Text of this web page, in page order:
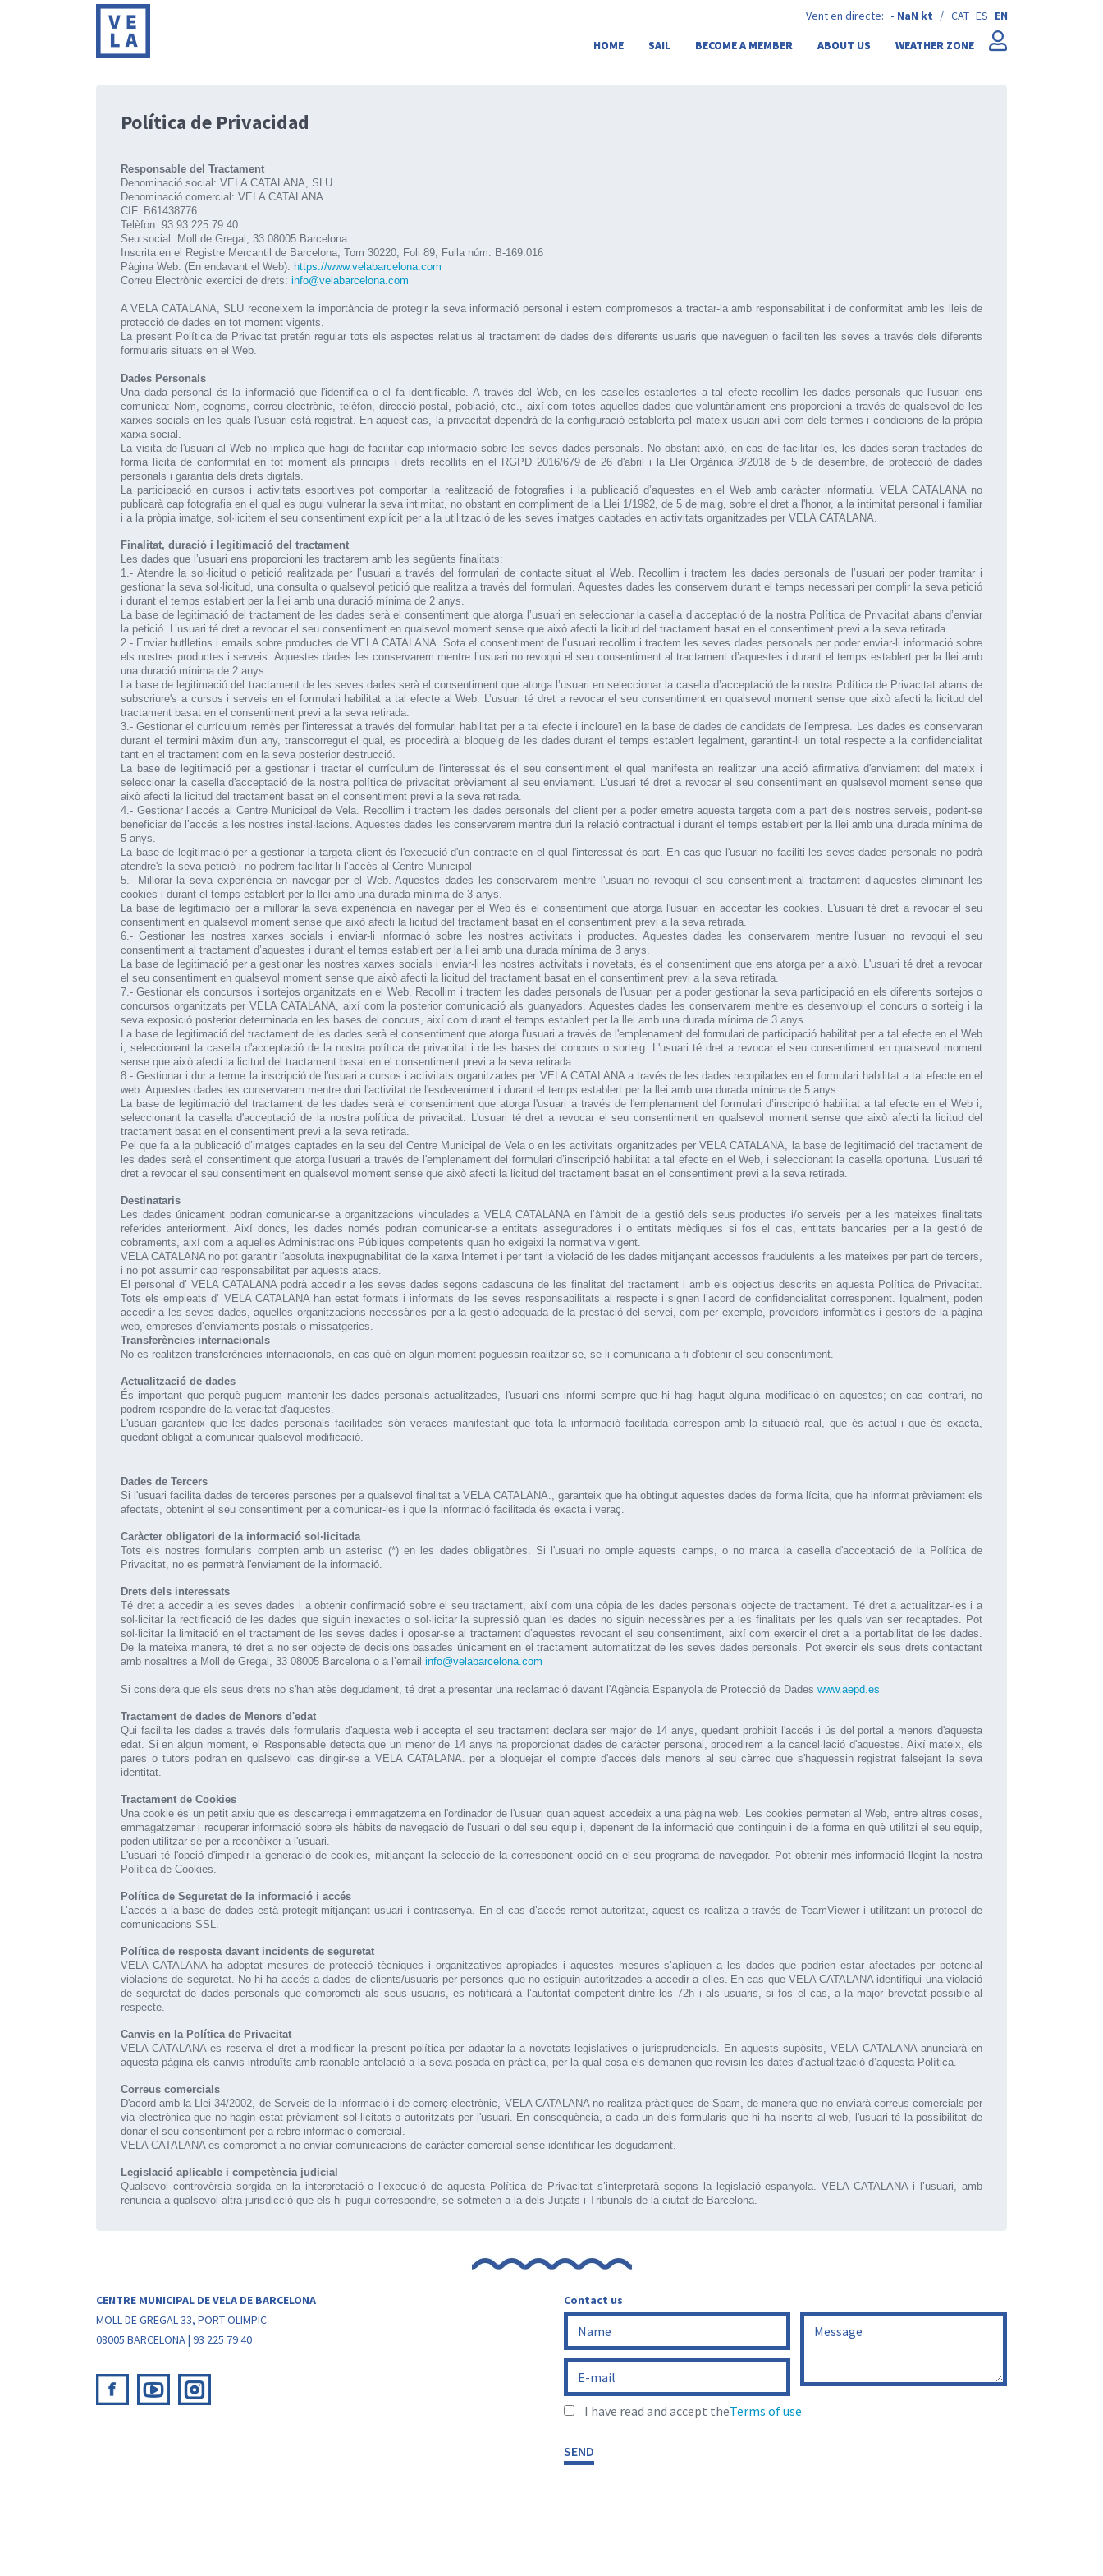
CAT ES EN
Vent en directe: - NaN kt /
HOME
SAIL BECOME A MEMBER ABOUT US WEATHER ZONE
Política de Privacidad
Responsable del Tractament
Denominació social: VELA CATALANA, SLU
Denominació comercial: VELA CATALANA
CIF: B61438776
Telèfon: 93 93 225 79 40
Seu social: Moll de Gregal, 33 08005 Barcelona
Inscrita en el Registre Mercantil de Barcelona, Tom 30220, Foli 89, Fulla núm. B-169.016
Pàgina Web: (En endavant el Web): https://www.velabarcelona.com
Correu Electrònic exercici de drets: info@velabarcelona.com
A VELA CATALANA, SLU reconeixem la importància de protegir la seva informació personal i estem compromesos a tractar-la amb responsabilitat i de conformitat amb les lleis de
protecció de dades en tot moment vigents.
La present Política de Privacitat pretén regular tots els aspectes relatius al tractament de dades dels diferents usuaris que naveguen o faciliten les seves a través dels diferents
formularis situats en el Web.
Dades Personals
Una dada personal és la informació que l'identifica o el fa identificable. A través del Web, en les caselles establertes a tal efecte recollim les dades personals que l'usuari ens
comunica: Nom, cognoms, correu electrònic, telèfon, direcció postal, població, etc., així com totes aquelles dades que voluntàriament ens proporcioni a través de qualsevol de les
xarxes socials en les quals l'usuari està registrat. En aquest cas, la privacitat dependrà de la configuració establerta pel mateix usuari així com dels termes i condicions de la pròpia
xarxa social.
La visita de l'usuari al Web no implica que hagi de facilitar cap informació sobre les seves dades personals. No obstant això, en cas de facilitar-les, les dades seran tractades de
forma lícita de conformitat en tot moment als principis i drets recollits en el RGPD 2016/679 de 26 d'abril i la Llei Orgànica 3/2018 de 5 de desembre, de protecció de dades
personals i garantia dels drets digitals.
La participació en cursos i activitats esportives pot comportar la realització de fotografies i la publicació d’aquestes en el Web amb caràcter informatiu. VELA CATALANA no
publicarà cap fotografia en el qual es pugui vulnerar la seva intimitat, no obstant en compliment de la Llei 1/1982, de 5 de maig, sobre el dret a l'honor, a la intimitat personal i familiar
i a la pròpia imatge, sol·licitem el seu consentiment explícit per a la utilització de les seves imatges captades en activitats organitzades per VELA CATALANA.
Finalitat, duració i legitimació del tractament
Les dades que l’usuari ens proporcioni les tractarem amb les següents finalitats:
1.- Atendre la sol·licitud o petició realitzada per l’usuari a través del formulari de contacte situat al Web. Recollim i tractem les dades personals de l’usuari per poder tramitar i
gestionar la seva sol·licitud, una consulta o qualsevol petició que realitza a través del formulari. Aquestes dades les conservem durant el temps necessari per complir la seva petició
i durant el temps establert per la llei amb una duració mínima de 2 anys.
La base de legitimació del tractament de les dades serà el consentiment que atorga l’usuari en seleccionar la casella d’acceptació de la nostra Política de Privacitat abans d’enviar
la petició. L’usuari té dret a revocar el seu consentiment en qualsevol moment sense que això afecti la licitud del tractament basat en el consentiment previ a la seva retirada.
2.- Enviar butlletins i emails sobre productes de VELA CATALANA. Sota el consentiment de l’usuari recollim i tractem les seves dades personals per poder enviar-li informació sobre
els nostres productes i serveis. Aquestes dades les conservarem mentre l’usuari no revoqui el seu consentiment al tractament d’aquestes i durant el temps establert per la llei amb
una duració mínima de 2 anys.
La base de legitimació del tractament de les seves dades serà el consentiment que atorga l’usuari en seleccionar la casella d’acceptació de la nostra Política de Privacitat abans de
subscriure's a cursos i serveis en el formulari habilitat a tal efecte al Web. L’usuari té dret a revocar el seu consentiment en qualsevol moment sense que això afecti la licitud del
tractament basat en el consentiment previ a la seva retirada.
3.- Gestionar el currículum remès per l'interessat a través del formulari habilitat per a tal efecte i incloure'l en la base de dades de candidats de l'empresa. Les dades es conservaran
durant el termini màxim d'un any, transcorregut el qual, es procedirà al bloqueig de les dades durant el temps establert legalment, garantint-li un total respecte a la confidencialitat
tant en el tractament com en la seva posterior destrucció.
La base de legitimació per a gestionar i tractar el currículum de l'interessat és el seu consentiment el qual manifesta en realitzar una acció afirmativa d'enviament del mateix i
seleccionar la casella d'acceptació de la nostra política de privacitat prèviament al seu enviament. L'usuari té dret a revocar el seu consentiment en qualsevol moment sense que
això afecti la licitud del tractament basat en el consentiment previ a la seva retirada.
4.- Gestionar l’accés al Centre Municipal de Vela. Recollim i tractem les dades personals del client per a poder emetre aquesta targeta com a part dels nostres serveis, podent-se
beneficiar de l’accés a les nostres instal·lacions. Aquestes dades les conservarem mentre duri la relació contractual i durant el temps establert per la llei amb una durada mínima de
5 anys.
La base de legitimació per a gestionar la targeta client és l'execució d'un contracte en el qual l'interessat és part. En cas que l'usuari no faciliti les seves dades personals no podrà
atendre's la seva petició i no podrem facilitar-li l’accés al Centre Municipal
5.- Millorar la seva experiència en navegar per el Web. Aquestes dades les conservarem mentre l'usuari no revoqui el seu consentiment al tractament d’aquestes eliminant les
cookies i durant el temps establert per la llei amb una durada mínima de 3 anys.
La base de legitimació per a millorar la seva experiència en navegar per el Web és el consentiment que atorga l'usuari en acceptar les cookies. L'usuari té dret a revocar el seu
consentiment en qualsevol moment sense que això afecti la licitud del tractament basat en el consentiment previ a la seva retirada.
6.- Gestionar les nostres xarxes socials i enviar-li informació sobre les nostres activitats i productes. Aquestes dades les conservarem mentre l'usuari no revoqui el seu
consentiment al tractament d’aquestes i durant el temps establert per la llei amb una durada mínima de 3 anys.
La base de legitimació per a gestionar les nostres xarxes socials i enviar-li les nostres activitats i novetats, és el consentiment que ens atorga per a això. L'usuari té dret a revocar
el seu consentiment en qualsevol moment sense que això afecti la licitud del tractament basat en el consentiment previ a la seva retirada.
7.- Gestionar els concursos i sortejos organitzats en el Web. Recollim i tractem les dades personals de l'usuari per a poder gestionar la seva participació en els diferents sortejos o
concursos organitzats per VELA CATALANA, així com la posterior comunicació als guanyadors. Aquestes dades les conservarem mentre es desenvolupi el concurs o sorteig i la
seva exposició posterior determinada en les bases del concurs, així com durant el temps establert per la llei amb una durada mínima de 3 anys.
La base de legitimació del tractament de les dades serà el consentiment que atorga l'usuari a través de l'emplenament del formulari de participació habilitat per a tal efecte en el Web
i, seleccionant la casella d'acceptació de la nostra política de privacitat i de les bases del concurs o sorteig. L'usuari té dret a revocar el seu consentiment en qualsevol moment
sense que això afecti la licitud del tractament basat en el consentiment previ a la seva retirada.
8.- Gestionar i dur a terme la inscripció de l'usuari a cursos i activitats organitzades per VELA CATALANA a través de les dades recopilades en el formulari habilitat a tal efecte en el
web. Aquestes dades les conservarem mentre duri l'activitat de l'esdeveniment i durant el temps establert per la llei amb una durada mínima de 5 anys.
La base de legitimació del tractament de les dades serà el consentiment que atorga l'usuari a través de l'emplenament del formulari d’inscripció habilitat a tal efecte en el Web i,
seleccionant la casella d'acceptació de la nostra política de privacitat. L'usuari té dret a revocar el seu consentiment en qualsevol moment sense que això afecti la licitud del
tractament basat en el consentiment previ a la seva retirada.
Pel que fa a la publicació d’imatges captades en la seu del Centre Municipal de Vela o en les activitats organitzades per VELA CATALANA, la base de legitimació del tractament de
les dades serà el consentiment que atorga l'usuari a través de l'emplenament del formulari d’inscripció habilitat a tal efecte en el Web, i seleccionant la casella oportuna. L'usuari té
dret a revocar el seu consentiment en qualsevol moment sense que això afecti la licitud del tractament basat en el consentiment previ a la seva retirada.
Destinataris
Les dades únicament podran comunicar-se a organitzacions vinculades a VELA CATALANA en l’àmbit de la gestió dels seus productes i/o serveis per a les mateixes finalitats
referides anteriorment. Així doncs, les dades només podran comunicar-se a entitats asseguradores i o entitats mèdiques si fos el cas, entitats bancaries per a la gestió de
cobraments, així com a aquelles Administracions Públiques competents quan ho exigeixi la normativa vigent.
VELA CATALANA no pot garantir l'absoluta inexpugnabilitat de la xarxa Internet i per tant la violació de les dades mitjançant accessos fraudulents a les mateixes per part de tercers,
i no pot assumir cap responsabilitat per aquests atacs.
El personal d’ VELA CATALANA podrà accedir a les seves dades segons cadascuna de les finalitat del tractament i amb els objectius descrits en aquesta Política de Privacitat.
Tots els empleats d’ VELA CATALANA han estat formats i informats de les seves responsabilitats al respecte i signen l’acord de confidencialitat corresponent. Igualment, poden
accedir a les seves dades, aquelles organitzacions necessàries per a la gestió adequada de la prestació del servei, com per exemple, proveïdors informàtics i gestors de la pàgina
web, empreses d’enviaments postals o missatgeries.
Transferències internacionals
No es realitzen transferències internacionals, en cas què en algun moment poguessin realitzar-se, se li comunicaria a fi d'obtenir el seu consentiment.
Actualització de dades
És important que perquè puguem mantenir les dades personals actualitzades, l'usuari ens informi sempre que hi hagi hagut alguna modificació en aquestes; en cas contrari, no
podrem respondre de la veracitat d'aquestes.
L'usuari garanteix que les dades personals facilitades són veraces manifestant que tota la informació facilitada correspon amb la situació real, que és actual i que és exacta,
quedant obligat a comunicar qualsevol modificació.
Dades de Tercers
Si l'usuari facilita dades de terceres persones per a qualsevol finalitat a VELA CATALANA., garanteix que ha obtingut aquestes dades de forma lícita, que ha informat prèviament els
afectats, obtenint el seu consentiment per a comunicar-les i que la informació facilitada és exacta i veraç.
Caràcter obligatori de la informació sol·licitada
Tots els nostres formularis compten amb un asterisc (*) en les dades obligatòries. Si l'usuari no omple aquests camps, o no marca la casella d'acceptació de la Política de
Privacitat, no es permetrà l'enviament de la informació.
Drets dels interessats
Té dret a accedir a les seves dades i a obtenir confirmació sobre el seu tractament, així com una còpia de les dades personals objecte de tractament. Té dret a actualitzar-les i a
sol·licitar la rectificació de les dades que siguin inexactes o sol·licitar la supressió quan les dades no siguin necessàries per a les finalitats per les quals van ser recaptades. Pot
sol·licitar la limitació en el tractament de les seves dades i oposar-se al tractament d’aquestes revocant el seu consentiment, així com exercir el dret a la portabilitat de les dades.
De la mateixa manera, té dret a no ser objecte de decisions basades únicament en el tractament automatitzat de les seves dades personals. Pot exercir els seus drets contactant
amb nosaltres a Moll de Gregal, 33 08005 Barcelona o a l’email info@velabarcelona.com
Si considera que els seus drets no s'han atès degudament, té dret a presentar una reclamació davant l'Agència Espanyola de Protecció de Dades www.aepd.es
Tractament de dades de Menors d'edat
Qui facilita les dades a través dels formularis d'aquesta web i accepta el seu tractament declara ser major de 14 anys, quedant prohibit l'accés i ús del portal a menors d'aquesta
edat. Si en algun moment, el Responsable detecta que un menor de 14 anys ha proporcionat dades de caràcter personal, procedirem a la cancel·lació d'aquestes. Així mateix, els
pares o tutors podran en qualsevol cas dirigir-se a VELA CATALANA. per a bloquejar el compte d'accés dels menors al seu càrrec que s'haguessin registrat falsejant la seva
identitat.
Tractament de Cookies
Una cookie és un petit arxiu que es descarrega i emmagatzema en l'ordinador de l'usuari quan aquest accedeix a una pàgina web. Les cookies permeten al Web, entre altres coses,
emmagatzemar i recuperar informació sobre els hàbits de navegació de l'usuari o del seu equip i, depenent de la informació que continguin i de la forma en què utilitzi el seu equip,
poden utilitzar-se per a reconèixer a l'usuari.
L'usuari té l'opció d'impedir la generació de cookies, mitjançant la selecció de la corresponent opció en el seu programa de navegador. Pot obtenir més informació llegint la nostra
Política de Cookies.
Política de Seguretat de la informació i accés
L’accés a la base de dades està protegit mitjançant usuari i contrasenya. En el cas d’accés remot autoritzat, aquest es realitza a través de TeamViewer i utilitzant un protocol de
comunicacions SSL.
Política de resposta davant incidents de seguretat
VELA CATALANA ha adoptat mesures de protecció tècniques i organitzatives apropiades i aquestes mesures s’apliquen a les dades que podrien estar afectades per potencial
violacions de seguretat. No hi ha accés a dades de clients/usuaris per persones que no estiguin autoritzades a accedir a elles. En cas que VELA CATALANA identifiqui una violació
de seguretat de dades personals que comprometi als seus usuaris, es notificarà a l’autoritat competent dintre les 72h i als usuaris, si fos el cas, a la major brevetat possible al
respecte.
Canvis en la Política de Privacitat
VELA CATALANA es reserva el dret a modificar la present política per adaptar-la a novetats legislatives o jurisprudencials. En aquests supòsits, VELA CATALANA anunciarà en
aquesta pàgina els canvis introduïts amb raonable antelació a la seva posada en pràctica, per la qual cosa els demanen que revisin les dates d’actualització d’aquesta Política.
Correus comercials
D'acord amb la Llei 34/2002, de Serveis de la informació i de comerç electrònic, VELA CATALANA no realitza pràctiques de Spam, de manera que no enviarà correus comercials per
via electrònica que no hagin estat prèviament sol·licitats o autoritzats per l'usuari. En conseqüència, a cada un dels formularis que hi ha inserits al web, l'usuari té la possibilitat de
donar el seu consentiment per a rebre informació comercial.
VELA CATALANA es compromet a no enviar comunicacions de caràcter comercial sense identificar-les degudament.
Legislació aplicable i competència judicial
Qualsevol controvèrsia sorgida en la interpretació o l’execució de aquesta Política de Privacitat s’interpretarà segons la legislació espanyola. VELA CATALANA i l’usuari, amb
renuncia a qualsevol altra jurisdicció que els hi pugui correspondre, se sotmeten a la dels Jutjats i Tribunals de la ciutat de Barcelona.
CENTRE MUNICIPAL DE VELA DE BARCELONA
MOLL DE GREGAL 33, PORT OLIMPIC
08005 BARCELONA | 93 225 79 40
Contact us
I have read and accept theTerms of use